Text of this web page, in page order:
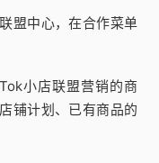
盟中心，在合作菜单
小店联盟营销的商
铺计划、已有商品的